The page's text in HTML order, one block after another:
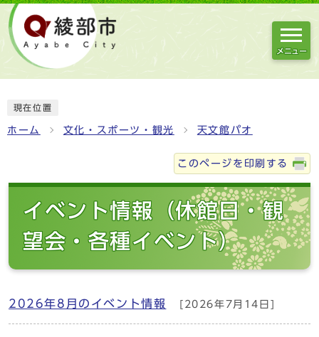
メニュー
現在位置
ホーム 文化・スポーツ・観光 天文館パオ
このページを印刷する
イベント情報（休館日・観
望会・各種イベント）
2026年8月のイベント情報 [2026年7月14日]